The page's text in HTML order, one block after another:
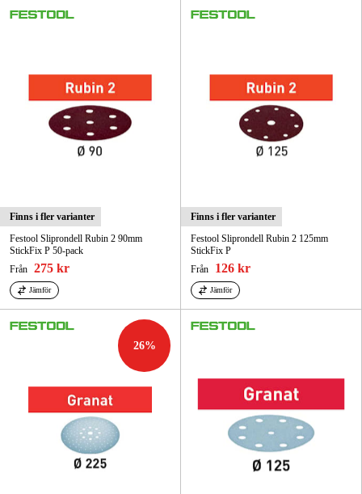
Finns i fler varianter
Festool Sliprondell Rubin 2 90mm
StickFix P 50-pack
Från 275 kr
Jämför
Finns i fler varianter
Festool Sliprondell Rubin 2 125mm
StickFix P
Från
126 kr
Jämför
26%